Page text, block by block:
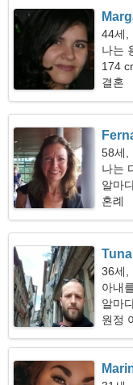
44세,
나는
174
결혼
58세,
나는
알마
혼례
36세,
아내
알마
원정